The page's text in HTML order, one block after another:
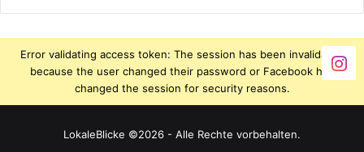
Error validating access token: The session has been invalidated
because the user changed their password or Facebook has
changed the session for security reasons.
LokaleBlicke ©2026 - Alle Rechte vorbehalten.